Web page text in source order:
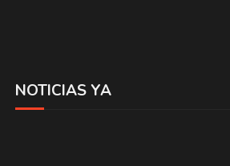
NOTICIAS YA